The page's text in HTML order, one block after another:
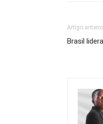
Artigo
Brasil